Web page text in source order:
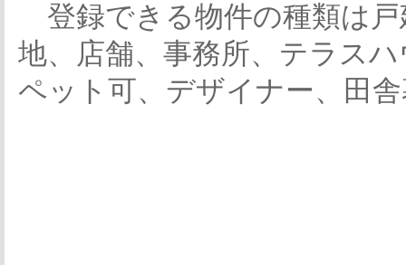
登録できる物件の種類は
地、店舗、事務所、テラス
ペット可、デザイナー、田